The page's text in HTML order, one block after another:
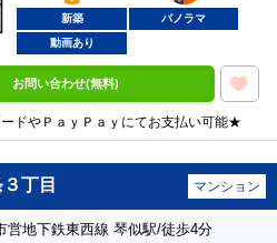
新築
パノラマ
動画あり
お問い合わせ(無料)
ドやＰａｙＰａｙにてお支払い可能★
丁目 マンション
営地下鉄東西線 琴似駅/徒歩4分